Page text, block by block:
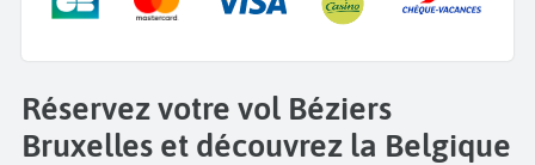
Réservez votre vol Béziers
Bruxelles et découvrez la Belgique